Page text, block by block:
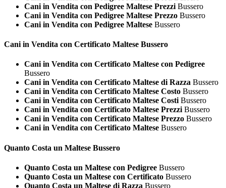
Cani in Vendita con Pedigree Maltese Prezzi Bussero
Cani in Vendita con Pedigree Maltese Prezzo Bussero
Cani in Vendita con Pedigree Maltese Bussero
Cani in Vendita con Certificato Maltese Bussero
Cani in Vendita con Certificato Maltese con Pedigree
Bussero
Cani in Vendita con Certificato Maltese di Razza Bussero
Cani in Vendita con Certificato Maltese Costo Bussero
Cani in Vendita con Certificato Maltese CostiBussero
Cani in Vendita con Certificato Maltese PrezziBussero
Cani in Vendita con Certificato Maltese Prezzo Bussero
Cani in Vendita con Certificato Maltese Bussero
Quanto Costa un Maltese Bussero
Quanto Costa un Maltese con Pedigree Bussero
Quanto Costa un Maltese con Certificato Bussero
Quanto Costa un Maltese di Razza Bussero